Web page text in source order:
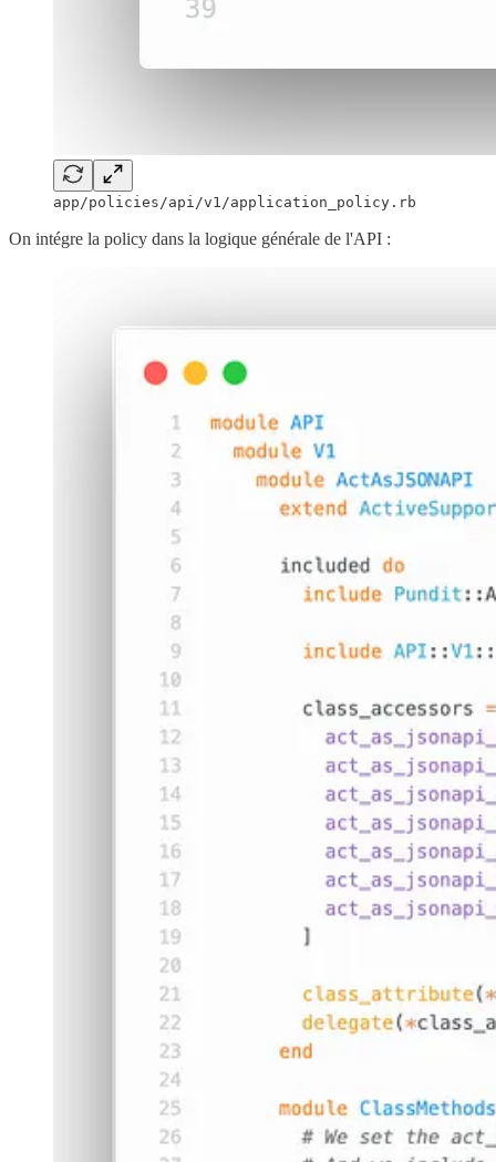
app/policies/api/v1/application_policy.rb
On intégre la policy dans la logique générale de l'API :